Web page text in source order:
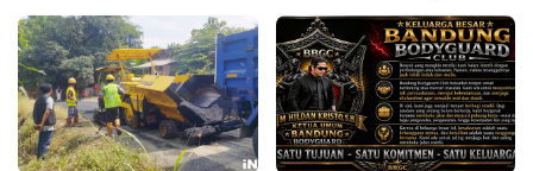
Korban Mulai Terungkap
Berbayar di Jawa Barat